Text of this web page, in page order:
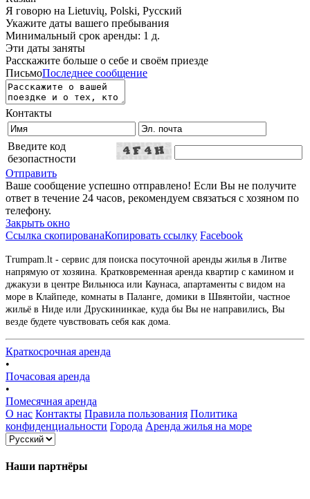
Я говорю на Lietuvių, Polski, Русский
Укажите даты вашего пребывания
Минимальный срок аренды: 1 д.
Эти даты заняты
Расскажите больше о себе и своём приезде
ПисьмоПоследнее сообщение
Контакты
Введите код
безопастности
Отправить
Ваше сообщение успешно отправлено! Если Вы не получите
ответ в течение 24 часов, рекомендуем связаться с хозяном по
телефону.
Закрыть окно
Ссылка скопированаКопировать ссылку Facebook
Trumpam.lt - сервис для поиска посуточной аренды жилья в Литве
напрямую от хозяина. Кратковременная аренда квартир с камином и
джакузи в центре Вильнюса или Каунаса, апартаменты с видом на
море в Клайпеде, комнаты в Паланге, домики в Швянтойи, частное
жильё в Ниде или Друскининкае, куда бы Вы не направились, Вы
везде будете чувствовать себя как дома.
Краткосрочная аренда
•
Почасовая аренда
•
Помесячная аренда
О нас Контакты Правила пользования Политика
конфиденциальности Города Аренда жилья на море
Наши партнёры